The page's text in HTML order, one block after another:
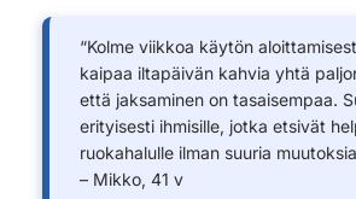
“Kolme viikkoa käytön
kaipaa iltapäivän kahvia yhtä
että jaksaminen on tasaisempaa.
erityisesti ihmisille, jotka etsivät
ruokahalulle ilman suuria
– Mikko, 41 v